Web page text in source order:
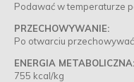
Podawać w temperaturze
PRZECHOWYWANIE:
Po otwarciu
ENERGIA METABOLICZNA:
755 kcal/kg